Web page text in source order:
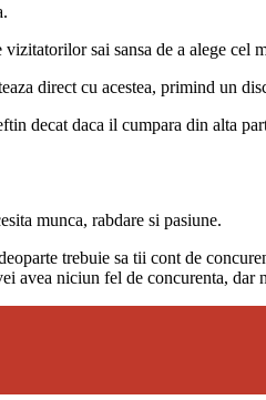
sai sansa de a alege cel
direct cu acestea, primind un
decat daca il cumpara din alta
munca, rabdare si pasiune.
trebuie sa tii cont de
avea niciun fel de concurenta, dar